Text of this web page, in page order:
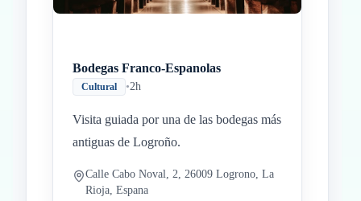
Bodegas Franco-Espanolas
Cultural •2h
Visita guiada por una de las bodegas más
antiguas de Logroño.
Calle Cabo Noval, 2, 26009 Logrono, La
Rioja, Espana